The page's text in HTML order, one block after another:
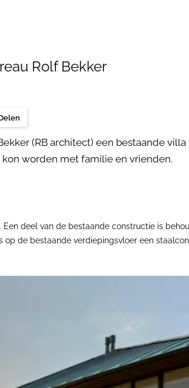
Rolf Bekker
(RB architect) een bestaande
worden met familie en vrienden.
deel van de bestaande constructie is
de bestaande verdiepingsvloer een